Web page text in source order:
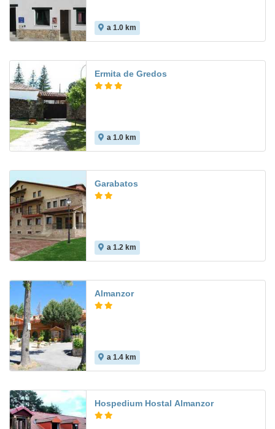
a 1.0 km
Ermita de Gredos
a 1.0 km
Garabatos
a 1.2 km
Almanzor
a 1.4 km
Hospedium Hostal Almanzor